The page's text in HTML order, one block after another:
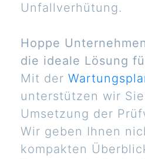
Unfallverhütung.
Hoppe
die ideale Lösung
Mit der
unterstützen wir
Umsetzung der
Wir geben Ihnen
kompakten